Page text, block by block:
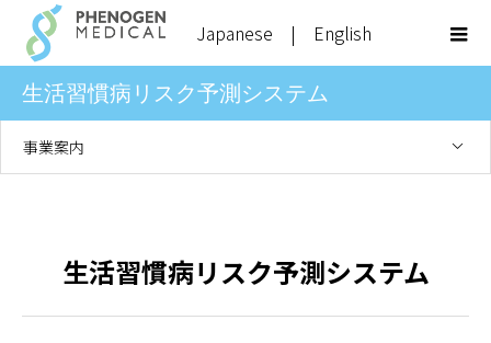
Japanese | English
生活習慣病リスク予測システム
事業案内
生活習慣病リスク予測システム